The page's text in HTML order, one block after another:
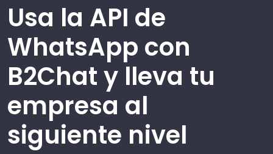
Usa la API de
WhatsApp con
B2Chat y lleva tu
empresa al
siguiente nivel